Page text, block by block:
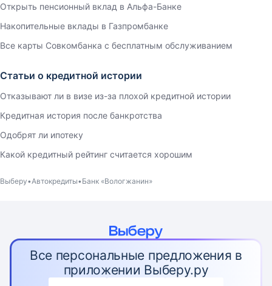
Открыть пенсионный вклад в Альфа-Банке
Накопительные вклады в Газпромбанке
Все карты Совкомбанка с бесплатным обслуживанием
Статьи о кредитной истории
Отказывают ли в визе из-за плохой кредитной истории
Кредитная история после банкротства
Одобрят ли ипотеку
Какой кредитный рейтинг считается хорошим
Выберу Автокредиты Банк «Вологжанин»
Все персональные предложения в
приложении Выберу.ру